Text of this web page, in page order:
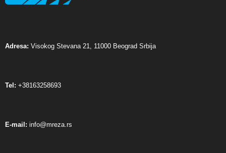
Adresa: Visokog Stevana 21, 11000 Beograd Srbija
Tel: +38163258693
E-mail: info@mreza.rs